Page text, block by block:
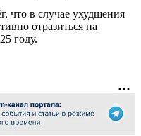
что в случае ухудшения
отразиться на
году.